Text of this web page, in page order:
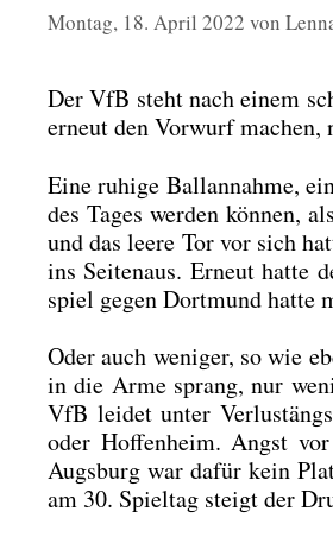
Montag, 18. April 2022 von
Der VfB steht nach einem
erneut den Vor­wurf machen,
Eine ruhi­ge Ball­an­nah­me,
des Tages wer­den kön­nen,
und das lee­re Tor vor sich
ins Sei­ten­aus. Erneut hat­te
spiel gegen Dort­mund hat­te
Oder auch weni­ger, so wie
in die Arme sprang, nur
VfB lei­det unter
oder Hof­fen­heim. Angst
Augs­burg war dafür kein
am 30. Spiel­tag steigt der